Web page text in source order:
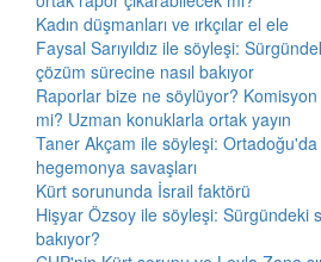
Kadın düşmanları ve ırkçılar el ele
Faysal Sarıyıldız ile söyleşi:
çözüm sürecine nasıl bakıyor
Raporlar bize ne söylüyor?
mi? Uzman konuklarla ortak yayın
Taner Akçam ile söyleşi:
hegemonya savaşları
Kürt sorununda İsrail faktörü
Hişyar Özsoy ile söyleşi: Sürgündeki
bakıyor?